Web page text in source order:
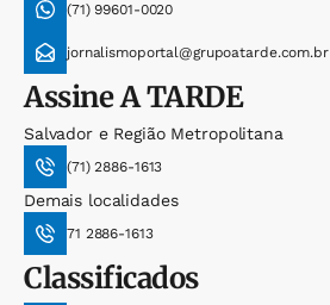
(71) 99601-0020
jornalismoportal@grupoatarde.com.br
AssineA TARDE
Salvador e Região Metropolitana
(71) 2886-1613
Demais localidades
71 2886-1613
Classificados